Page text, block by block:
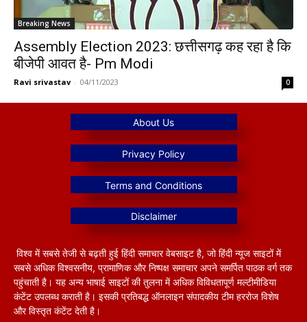
Breaking News
Assembly Election 2023: छत्तीसगढ़ कह रहा है कि
बीजेपी आवत है- Pm Modi
Ravi srivastav - 04/11/2023 0
विश्व में सबसे तेजी से बढ़ती हुई हिंदी समाचार वेबसाइट है, जो हिंदी न्यूज साइटों में
सबसे अधिक विश्वसनीय, प्रामाणिक और निष्पक्ष समाचार अपने समर्पित पाठक वर्ग तक
पहुंचाती है। यह अन्य भाषाई साइटों की तुलना में अधिक विविधतापूर्ण मल्टीमीडिया
कंटेंट उपलब्ध कराती है। इसकी प्रतिबद्ध ऑनलाइन संपादकीय टीम हररोज विशेष
और विस्तृत कंटेंट देती है।